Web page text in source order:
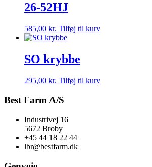
26-52HJ
585,00 kr. Tilføj til kurv
SO krybbe
295,00 kr. Tilføj til kurv
Best Farm A/S
Industrivej 16
5672 Broby
+45 44 18 22 44
lbr@bestfarm.dk